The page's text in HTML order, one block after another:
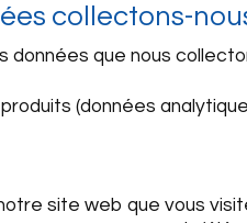
collectons-
données que nous
(données
site web que vous